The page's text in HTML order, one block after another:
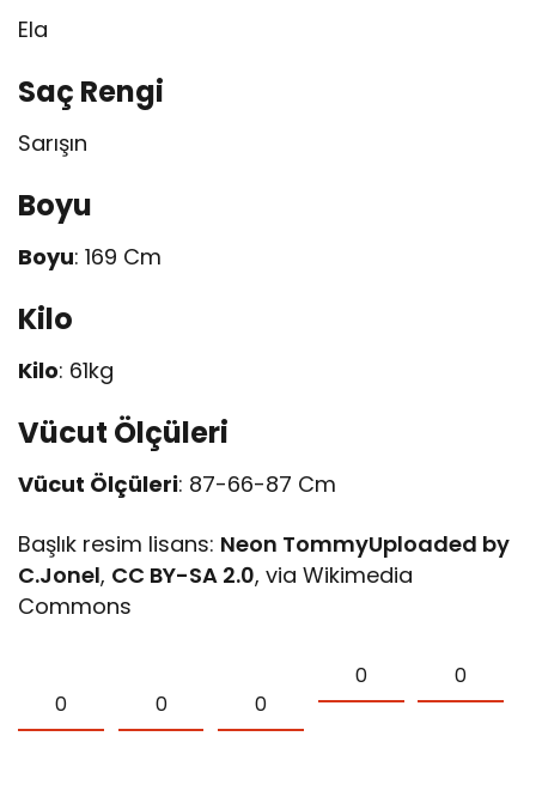
Ela
Saç Rengi
Sarışın
Boyu
Boyu: 169 Cm
Kilo
Kilo: 61kg
Vücut Ölçüleri
Vücut Ölçüleri: 87-66-87 Cm
Başlık resim lisans: Neon TommyUploaded by
C.Jonel, CC BY-SA 2.0, via Wikimedia
Commons
0 0 0
0 0